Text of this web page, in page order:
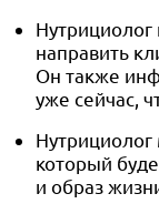
Нутрициолог
направить
Он также
уже сейчас,
Нутрициолог
который
и образ